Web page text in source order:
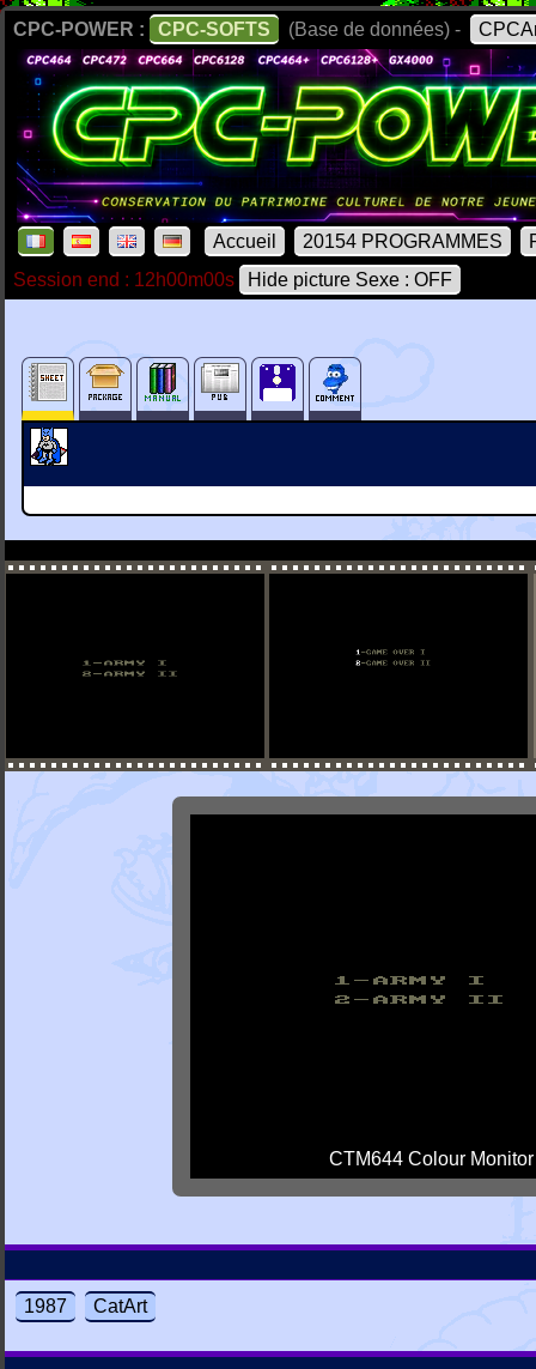
CPC-POWER : CPC-SOFTS (Base de données) -
Accueil 20154 PROGRAMMES
Session end : 12h00m00s
Hide picture Sexe : OFF
CTM644 Colour Monitor
1987 CatArt